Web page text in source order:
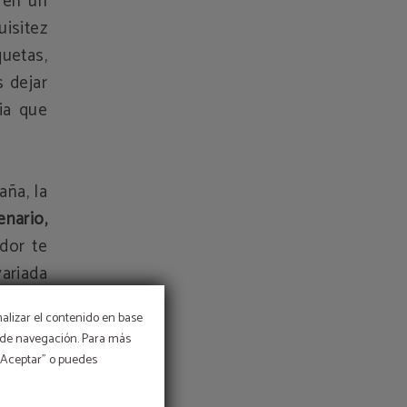
el contenido en base
navegación. Para más
o puedes
dejar
que
la
te
un